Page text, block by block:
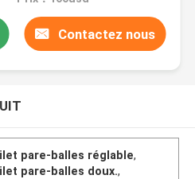
Contactez nous
pare-balles réglable,
pare-balles doux.,